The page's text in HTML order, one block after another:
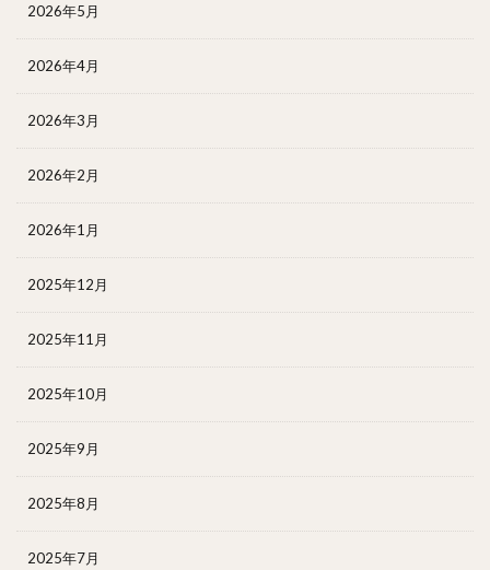
2026年5月
2026年4月
2026年3月
2026年2月
2026年1月
2025年12月
2025年11月
2025年10月
2025年9月
2025年8月
2025年7月